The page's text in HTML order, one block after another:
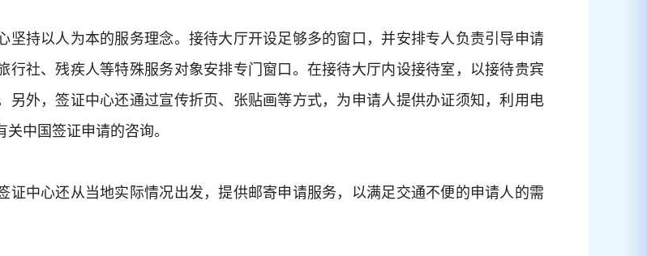
坚持以人为本的服务理念。接待大厅开设足够多的窗口，并安排专人负责引导申请
行社、残疾人等特殊服务对象安排专门窗口。在接待大厅内设接待室，以接待贵宾
另外，签证中心还通过宣传折页、张贴画等方式，为申请人提供办证须知，利用电
中国签证申请的咨询。
证中心还从当地实际情况出发，提供邮寄申请服务，以满足交通不便的申请人的需